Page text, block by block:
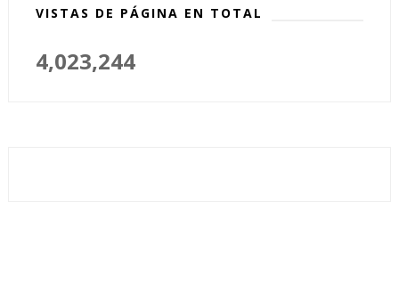
VISTAS DE PÁGINA EN TOTAL
4,023,244